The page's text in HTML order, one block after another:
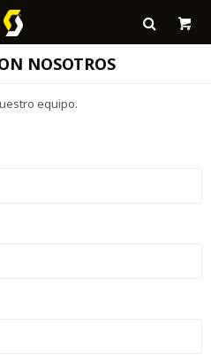
NOSOTROS
equipo.